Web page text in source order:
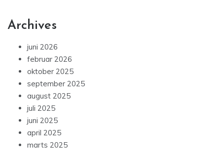
Archives
juni 2026
februar 2026
oktober 2025
september 2025
august 2025
juli 2025
juni 2025
april 2025
marts 2025